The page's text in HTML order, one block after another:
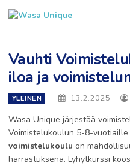
Vauhti
iloa ja
YLEINEN 13.2.2025
Wasa Unique järjestää
Voimistelukoulun 5-8-
voimistelukoulu on
harrastuksena. Lyhytkurssi